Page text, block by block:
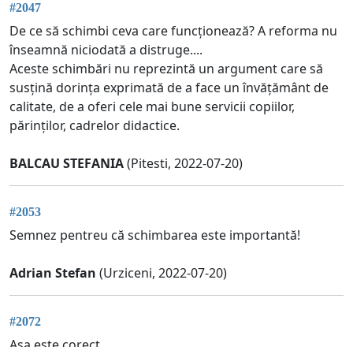
#2047
De ce să schimbi ceva care funcționează? A reforma nu
înseamnă niciodată a distruge....
Aceste schimbări nu reprezintă un argument care să
susțină dorința exprimată de a face un învățământ de
calitate, de a oferi cele mai bune servicii copiilor,
părinților, cadrelor didactice.
BALCAU STEFANIA(Pitesti, 2022-07-20)
#2053
Semnez pentreu că schimbarea este importantă!
Adrian Stefan (Urziceni, 2022-07-20)
#2072